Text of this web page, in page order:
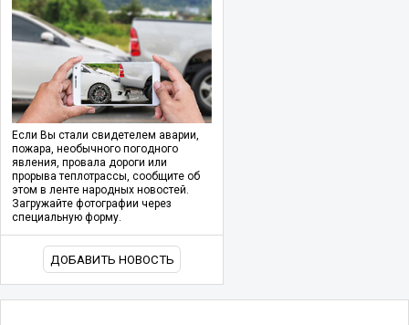
Если Вы стали свидетелем аварии,
пожара, необычного погодного
явления, провала дороги или
прорыва теплотрассы, сообщите об
этом в ленте народных новостей.
Загружайте фотографии через
специальную форму.
ДОБАВИТЬ НОВОСТЬ